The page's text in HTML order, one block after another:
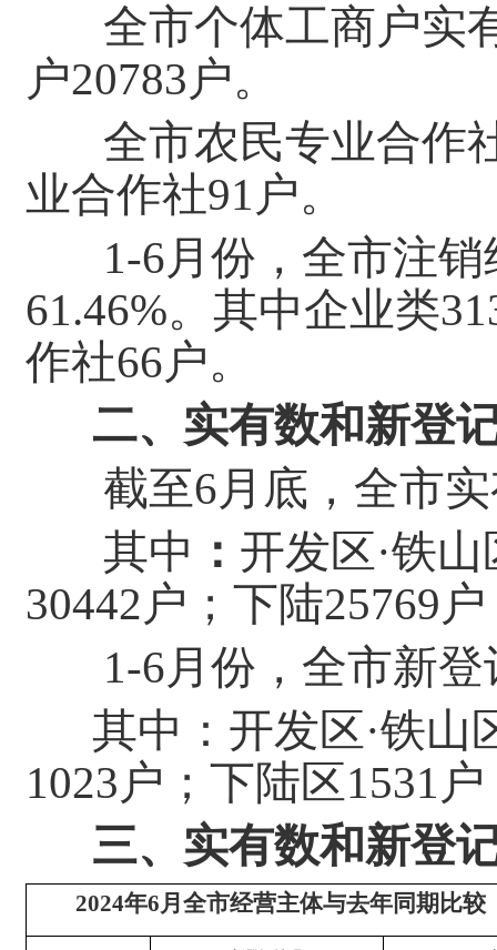
全市个体工商户实
户20783户。
全市农民专业合作
业合作社91户。
1-6月 份，全市注
61.46%。其中企业类
作社66户。
二、 实有数和新登
截至6月 底，全市
其中 ： 开发区·铁山
30442 户；下陆25769
1-6月份， 全市新
其中：开发区·铁山
1023户 ；下陆区1531户
三、 实有数和新登
2024年6月全市经营主体与去年同期比较